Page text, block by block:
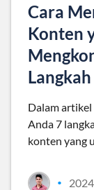
Cara
Konten
Langkah
Dalam artikel
Anda 7
konten yang
•